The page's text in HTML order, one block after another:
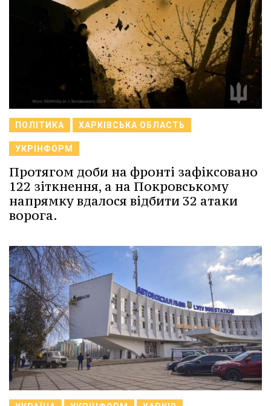
ПОЛІТИКА ХАРКІВСЬКА ОБЛАСТЬ
УКРІНФОРМ
Протягом доби на фронті зафіксовано
122 зіткнення, а на Покровському
напрямку вдалося відбити 32 атаки
ворога.